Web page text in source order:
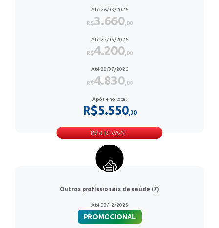
Até 26/03/2026
R$3.660,00
Até 27/05/2026
R$4.200,00
Até 30/07/2026
R$4.830,00
Após e no local
R$5.550,00
INSCREVA-SE
Outros profissionais da saúde (7)
Até 03/12/2025
PROMOCIONAL